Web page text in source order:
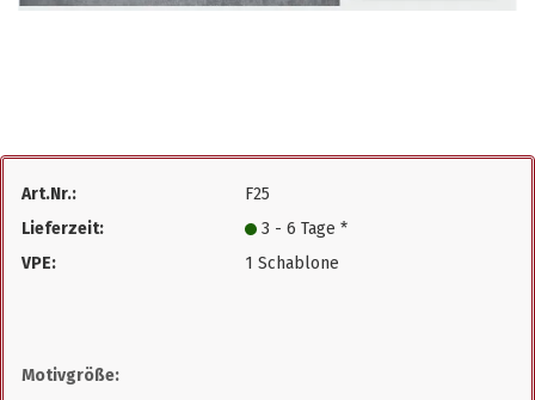
Art.Nr.:
F25
Lieferzeit:
3 - 6 Tage *
VPE:
1 Schablone
Motivgröße: